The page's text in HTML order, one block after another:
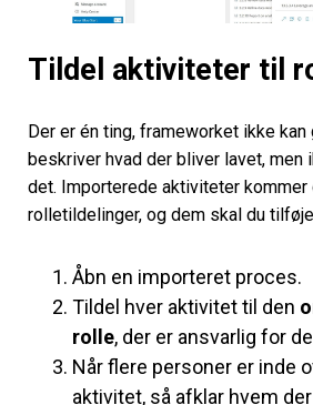
Tildel aktiviteter til
Der er én ting, frameworket ikke kan
beskriver hvad der bliver lavet, men
det. Importerede aktiviteter kommer
rolletildelinger, og dem skal du
Åbn en importeret proces.
Tildel hver aktivitet til den
rolle, der er ansvarlig for
Når flere personer er inde
aktivitet, så afklar hvem